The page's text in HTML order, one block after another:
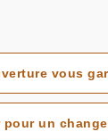
vous
un